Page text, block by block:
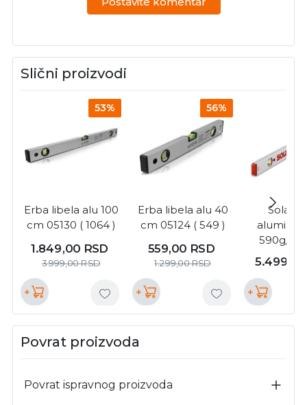
Slični proizvodi
53%
Erba libela alu 100
cm 05130 ( 1064 )
1.849,00 RSD
3.999,00RSD
+
56%
Erba libela alu 40
cm 05124 ( 549 )
559,00 RSD
1.299,00RSD
+
Sola
590g/m
120mm (
+
Povrat proizvoda
Povrat ispravnog proizvoda